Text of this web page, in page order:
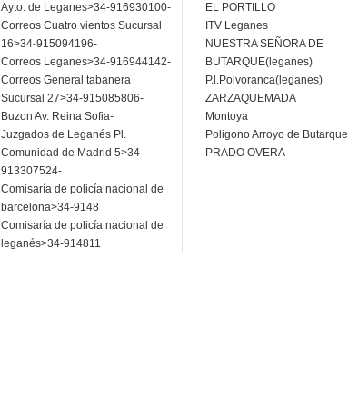
Ayto. de Leganes>34-916930100-
Correos Cuatro vientos Sucursal
16>34-915094196-
Correos Leganes>34-916944142-
Correos General tabanera
Sucursal 27>34-915085806-
Buzon Av. Reina Sofia-
Juzgados de Leganés Pl.
Comunidad de Madrid 5>34-
913307524-
Comisaría de policía nacional de
barcelona>34-9148
Comisaría de policía nacional de
leganés>34-914811
EL PORTILLO
ITV Leganes
NUESTRA SEÑORA DE
BUTARQUE(leganes)
P.l.Polvoranca(leganes)
ZARZAQUEMADA
Montoya
Poligono Arroyo de Butarque
PRADO OVERA